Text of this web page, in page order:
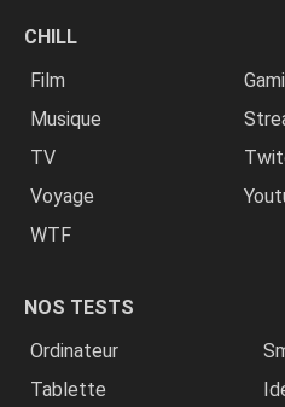
CHILL
Film
Musique
TV
Voyage
WTF
NOS TESTS
Ordinateur
Tablette